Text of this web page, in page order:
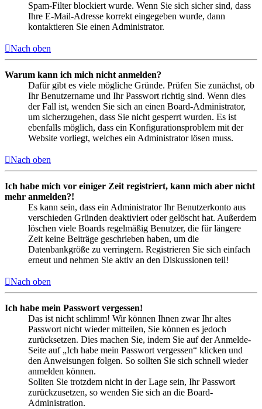
Spam-Filter blockiert wurde. Wenn Sie sich sicher sind, dass
Ihre E-Mail-Adresse korrekt eingegeben wurde, dann
kontaktieren Sie einen Administrator.
Nach oben
Warum kann ich mich nicht anmelden?
Dafür gibt es viele mögliche Gründe. Prüfen Sie zunächst, ob
Ihr Benutzername und Ihr Passwort richtig sind. Wenn dies
der Fall ist, wenden Sie sich an einen Board-Administrator,
um sicherzugehen, dass Sie nicht gesperrt wurden. Es ist
ebenfalls möglich, dass ein Konfigurationsproblem mit der
Website vorliegt, welches ein Administrator lösen muss.
Nach oben
Ich habe mich vor einiger Zeit registriert, kann mich aber nicht
mehr anmelden?!
Es kann sein, dass ein Administrator Ihr Benutzerkonto aus
verschieden Gründen deaktiviert oder gelöscht hat. Außerdem
löschen viele Boards regelmäßig Benutzer, die für längere
Zeit keine Beiträge geschrieben haben, um die
Datenbankgröße zu verringern. Registrieren Sie sich einfach
erneut und nehmen Sie aktiv an den Diskussionen teil!
Nach oben
Ich habe mein Passwort vergessen!
Das ist nicht schlimm! Wir können Ihnen zwar Ihr altes
Passwort nicht wieder mitteilen, Sie können es jedoch
zurücksetzen. Dies machen Sie, indem Sie auf der Anmelde-
Seite auf „Ich habe mein Passwort vergessen“ klicken und
den Anweisungen folgen. So sollten Sie sich schnell wieder
anmelden können.
Sollten Sie trotzdem nicht in der Lage sein, Ihr Passwort
zurückzusetzen, so wenden Sie sich an die Board-
Administration.